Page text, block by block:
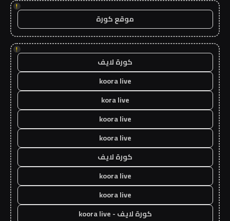
!
موقع كورة
!
كورة لايف
koora live
kora live
koora live
koora live
كورة لايف
koora live
koora live
كورة لايف - koora live